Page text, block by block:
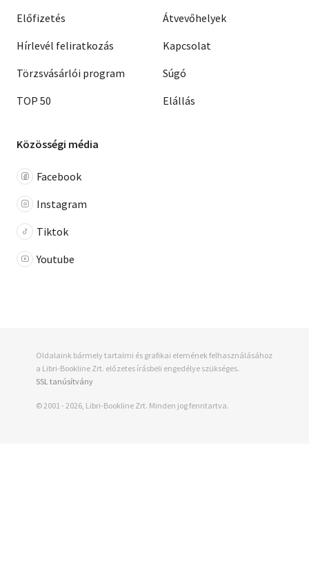
Előfizetés
Hírlevél feliratkozás
Törzsvásárlói program
TOP 50
Átvevőhelyek
Kapcsolat
Súgó
Elállás
Közösségi média
Facebook
Instagram
Tiktok
Youtube
Oldalaink bármely tartalmi és grafikai elemének felhasználásához
a Libri-Bookline Zrt. előzetes írásbeli engedélye szükséges.
SSL tanúsítvány
© 2001 - 2026, Libri-Bookline Zrt. Minden jog fenntartva.